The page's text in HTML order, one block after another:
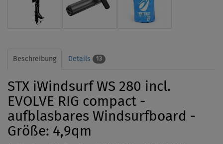
Beschreibung Details 13
STX iWindsurf WS 280 incl.
EVOLVE RIG compact -
aufblasbares Windsurfboard -
Größe: 4,9qm